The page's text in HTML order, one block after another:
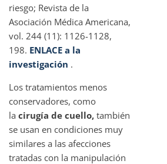
riesgo; Revista de la
Asociación Médica Americana,
vol. 244 (11): 1126-1128,
198. ENLACE a la
investigación .
Los tratamientos menos
conservadores, como
la cirugía de cuello, también
se usan en condiciones muy
similares a las afecciones
tratadas con la manipulación